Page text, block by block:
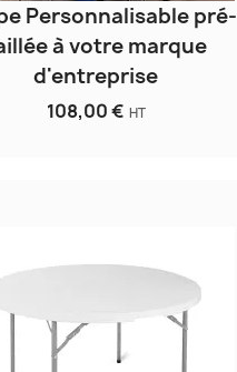
Personnalisable pré-
à votre marque
d'entreprise
108,00 € HT